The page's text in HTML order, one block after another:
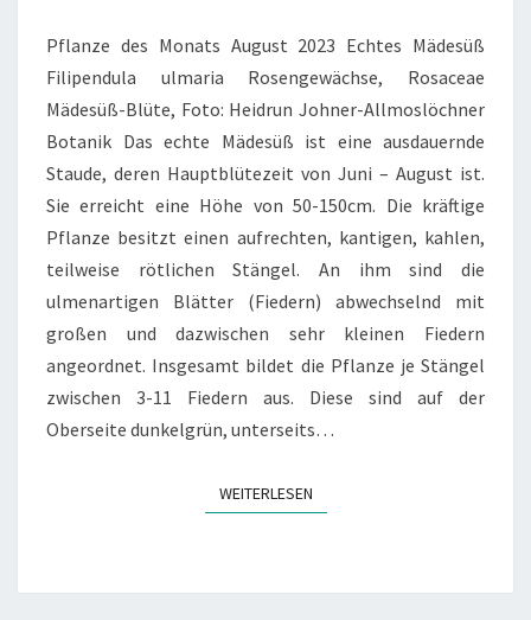
Pflanze des Monats August 2023 Echtes Mädesüß
Filipendula ulmaria Rosengewächse, Rosaceae
Mädesüß-Blüte, Foto: Heidrun Johner-Allmoslöchner
Botanik Das echte Mädesüß ist eine ausdauernde
Staude, deren Hauptblütezeit von Juni – August ist.
Sie erreicht eine Höhe von 50-150cm. Die kräftige
Pflanze besitzt einen aufrechten, kantigen, kahlen,
teilweise rötlichen Stängel. An ihm sind die
ulmenartigen Blätter (Fiedern) abwechselnd mit
großen und dazwischen sehr kleinen Fiedern
angeordnet. Insgesamt bildet die Pflanze je Stängel
zwischen 3-11 Fiedern aus. Diese sind auf der
Oberseite dunkelgrün, unterseits…
WEITERLESENWEITERLESEN